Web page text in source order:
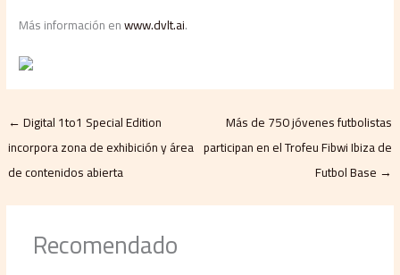
Más información enwww.dvlt.ai.
←Digital 1to1 Special Edition
incorpora zona de exhibición y área
de contenidos abierta
Más de 750 jóvenes futbolistas
participan en el Trofeu Fibwi Ibiza de
Futbol Base →
Recomendado